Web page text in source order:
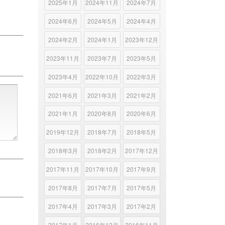
2025年1月 2024年11月 2024年7月
2024年6月 2024年5月 2024年4月
2024年2月 2024年1月 2023年12月
2023年11月 2023年7月 2023年5月
2023年4月 2022年10月 2022年3月
2021年6月 2021年3月 2021年2月
2021年1月 2020年8月 2020年6月
2019年12月 2018年7月 2018年5月
2018年3月 2018年2月 2017年12月
2017年11月 2017年10月 2017年9月
2017年8月 2017年7月 2017年5月
2017年4月 2017年3月 2017年2月